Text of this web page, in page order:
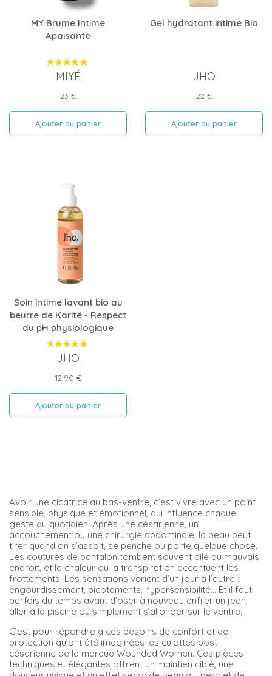
MY Brume Intime
Apaisante
MIYÉ
Prix
23 €
Ajouter au panier
Gel hydratant intime Bio
JHO
Prix
22 €
Ajouter au panier
Soin intime lavant bio au
beurre de Karité - Respect
du pH physiologique
JHO
Prix
12,90 €
Ajouter au panier
Avoir une cicatrice au bas-ventre, c’est vivre avec un point
sensible, physique et émotionnel, qui influence chaque
geste du quotidien. Après une césarienne, un
accouchement ou une chirurgie abdominale, la peau peut
tirer quand on s’assoit, se penche ou porte quelque chose.
Les coutures de pantalon tombent souvent pile au mauvais
endroit, et la chaleur ou la transpiration accentuent les
frottements. Les sensations varient d’un jour à l’autre :
engourdissement, picotements, hypersensibilité… Et il faut
parfois du temps avant d’oser à nouveau enfiler un jean,
aller à la piscine ou simplement s’allonger sur le ventre.
C’est pour répondre à ces besoins de confort et de
protection qu’ont été imaginées les culottes post
césarienne de la marque Wounded Women. Ces pièces
techniques et élégantes offrent un maintien ciblé, une